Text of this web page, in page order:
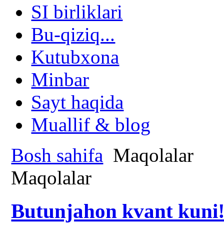
SI birliklari
Bu-qiziq...
Kutubxona
Minbar
Sayt haqida
Muallif & blog
Bosh sahifa Maqolalar
Maqolalar
Butunjahon kvant